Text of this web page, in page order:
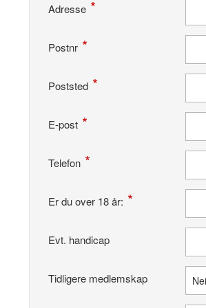
Adresse
Postnr
Poststed
E-post
Telefon
Er du over 18 år:
Evt. handicap
Tidligere medlemskap